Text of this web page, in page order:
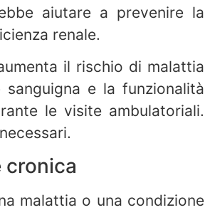
aiutare a prevenire la
renale.
il rischio di malattia
e la funzionalità
le visite ambulatoriali.
cronica
malattia o una condizione